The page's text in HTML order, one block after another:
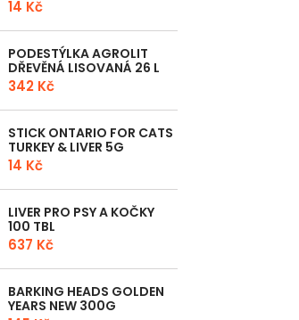
14 Kč
PODESTÝLKA AGROLIT
DŘEVĚNÁ LISOVANÁ 26 L
342 Kč
STICK ONTARIO FOR CATS
TURKEY & LIVER 5G
14 Kč
LIVER PRO PSY A KOČKY
100 TBL
637 Kč
BARKING HEADS GOLDEN
YEARS NEW 300G